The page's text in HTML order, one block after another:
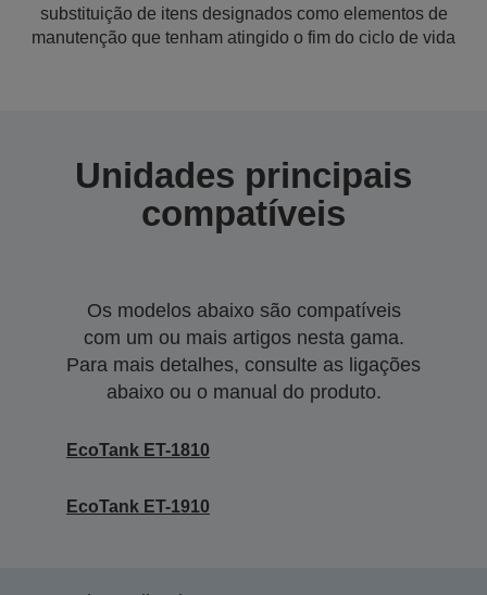
substituição de itens designados como elementos de
manutenção que tenham atingido o fim do ciclo de vida
Unidades principais
compatíveis
Os modelos abaixo são compatíveis
com um ou mais artigos nesta gama.
Para mais detalhes, consulte as ligações
abaixo ou o manual do produto.
EcoTank ET-1810
EcoTank ET-1910